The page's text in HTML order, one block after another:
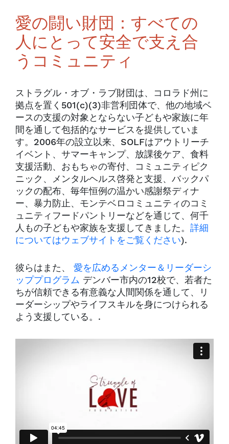
愛の闘い財団：すべての
人にとって安全で支え合
うコミュニティ
ストラグル・オブ・ラブ財団は、コロラド州に
拠点を置く501(c)(3)非営利団体で、他の地域ベ
ースの支援の対象とならない子どもや家族に年
間を通して包括的なサービスを提供していま
す。2006年の設立以来、SOLFはアウトリーチ
イベント、サマーキャンプ、放課後ケア、食料
支援活動、おもちゃの寄付、コミュニティピク
ニック、メンタルヘルス啓発と支援、バックパ
ックの配布、毎年恒例の温かい感謝祭ディナ
ー、暴力防止、モンテベロコミュニティのコミ
ュニティフードパントリーなどを通じて、何千
人もの子どもや家族を支援してきました。 詳細
についてはウェブサイトをご覧ください).
彼らはまた、 愛を広めるメンター＆リーダーシ
ッププログラム デンバー市内の12校で、若者た
ちが信頼できる有意義な人間関係を通して、リ
ーダーシップやライフスキルを身につけられる
よう支援している。.